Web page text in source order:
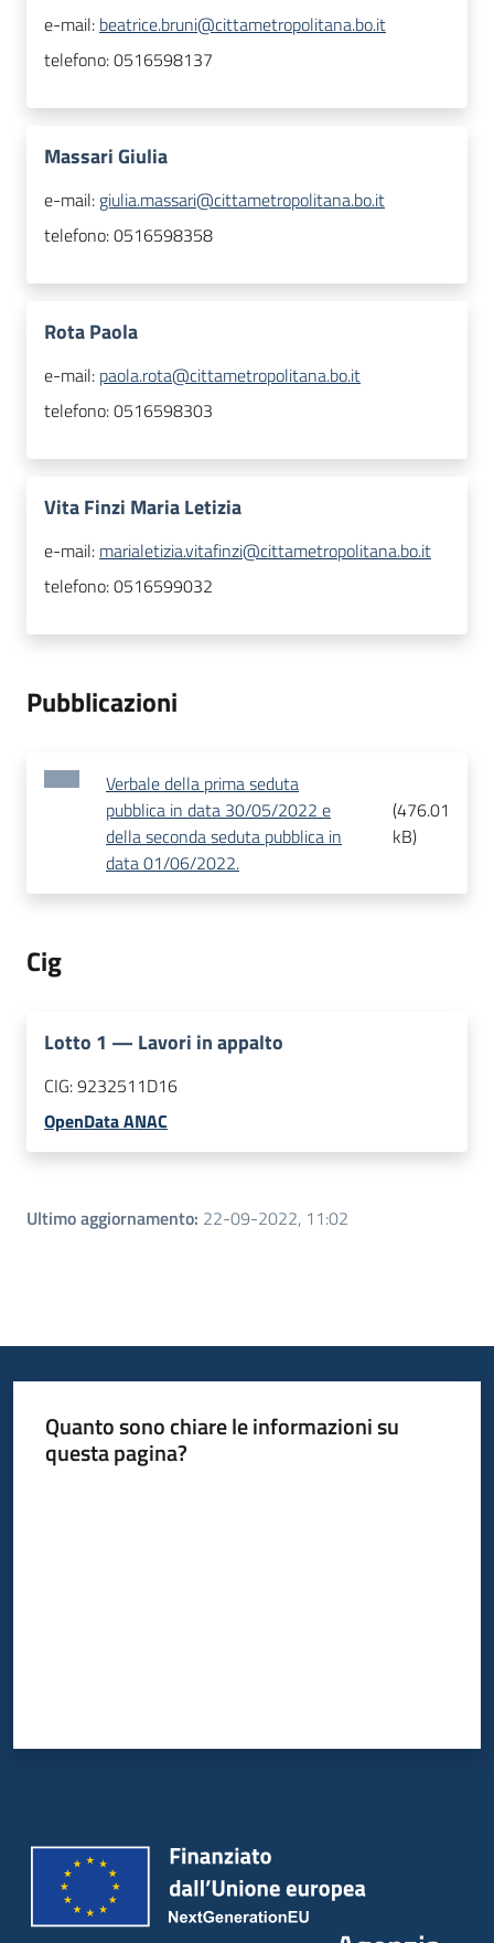
e-mail: beatrice.bruni@cittametropolitana.bo.it
telefono:0516598137
Massari Giulia
e-mail: giulia.massari@cittametropolitana.bo.it
telefono:0516598358
Rota Paola
e-mail: paola.rota@cittametropolitana.bo.it
telefono:0516598303
Vita Finzi Maria Letizia
e-mail: marialetizia.vitafinzi@cittametropolitana.bo.it
telefono:0516599032
Pubblicazioni
Verbale della prima seduta
pubblica in data 30/05/2022 e
della seconda seduta pubblica in
data 01/06/2022.
(476.01
kB)
Cig
Lotto 1 — Lavori in appalto
CIG:9232511D16
OpenData ANAC
Ultimo aggiornamento: 22-09-2022, 11:02
Quanto sono chiare le informazioni su
questa pagina?